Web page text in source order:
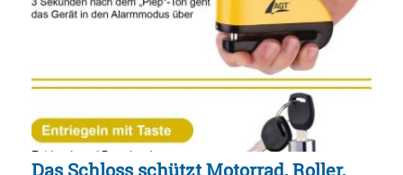
Das Schloss schützt Motorrad, Roller,